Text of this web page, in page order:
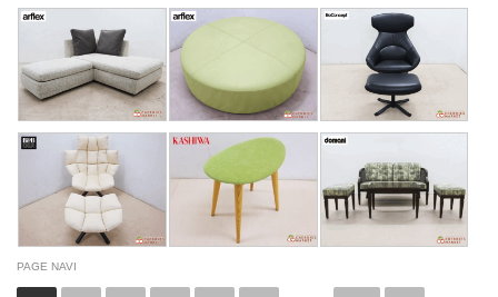
PAGE NAVI